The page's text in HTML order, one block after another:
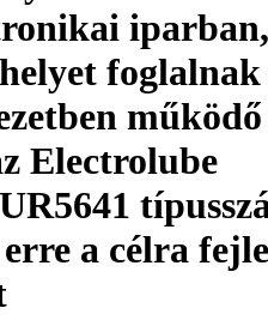
foglalnak
működő
Electrolube
a célra